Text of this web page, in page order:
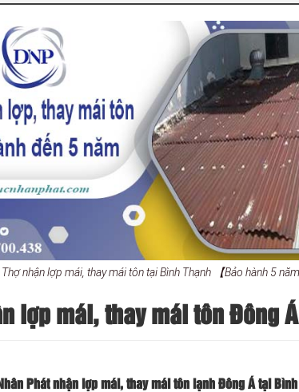
Thợ nhận lợp mái, thay mái tôn tại Bình Thạnh 【Bảo hành 5 năm
lợp mái, thay mái tôn Đông
Phát nhận lợp mái, thay mái tôn lạnh Đông Á tại Bình